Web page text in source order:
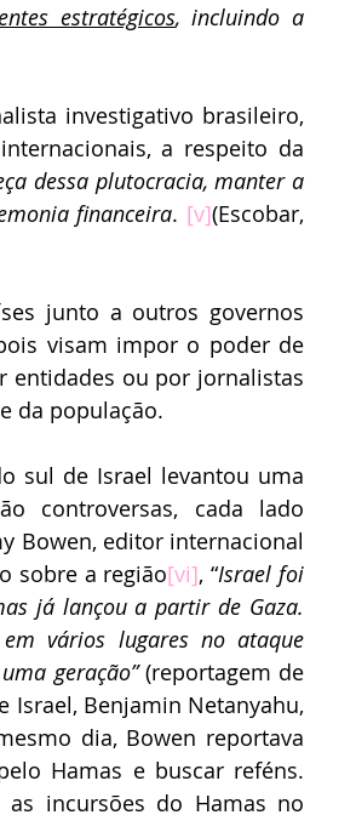
estratégicos, incluindo a
investigativo brasileiro,
a respeito da
dessa plutocracia, manter a
financeira. [v](Escobar,
junto a outros governos
visam impor o poder de
entidades ou por jornalistas
da população.
sul de Israel levantou uma
controversas, cada lado
Bowen, editor internacional
sobre a região[vi], “Israel foi
já lançou a partir de Gaza.
vários lugares no ataque
geração” (reportagem de
Benjamin Netanyahu,
dia, Bowen reportava
Hamas e buscar reféns.
incursões do Hamas no